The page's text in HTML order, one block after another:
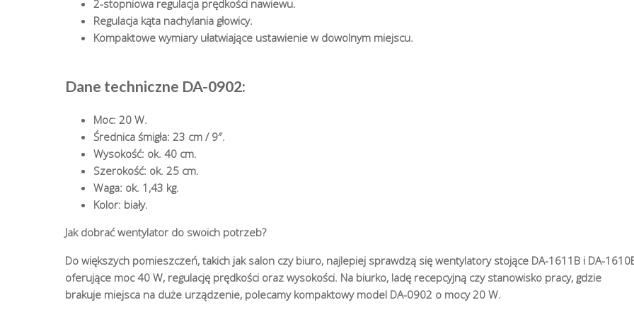
2-stopniowa regulacja prędkości nawiewu.
Regulacja kąta nachylania głowicy.
Kompaktowe wymiary ułatwiające ustawienie w dowolnym miejscu.
Dane techniczne DA-0902:
Moc: 20 W.
Średnica śmigła: 23 cm / 9″.
Wysokość: ok. 40 cm.
Szerokość: ok. 25 cm.
Waga: ok. 1,43 kg.
Kolor: biały.
Jak dobrać wentylator do swoich potrzeb?
Do większych pomieszczeń, takich jak salon czy biuro, najlepiej sprawdzą się wentylatory stojące DA-1611B i DA-
oferujące moc 40 W, regulację prędkości oraz wysokości. Na biurko, ladę recepcyjną czy stanowisko pracy, gdzie
brakuje miejsca na duże urządzenie, polecamy kompaktowy model DA-0902 o mocy 20 W.